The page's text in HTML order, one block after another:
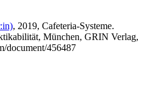
, 2019, Cafeteria-Systeme.
München, GRIN Verlag,
document/456487